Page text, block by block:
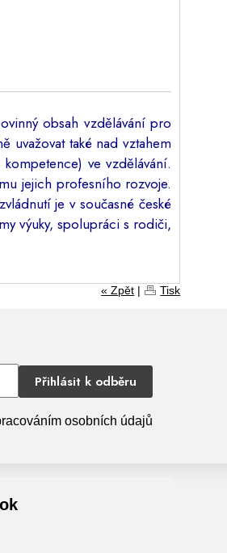
obsah vzdělávání pro
uvažovat také nad vztahem
ve vzdělávání.
jejich profesního rozvoje.
je v současné české
výuky, spolupráci s rodiči,
« Zpět | Tisk
Přihlásit k odběru
osobních údajů